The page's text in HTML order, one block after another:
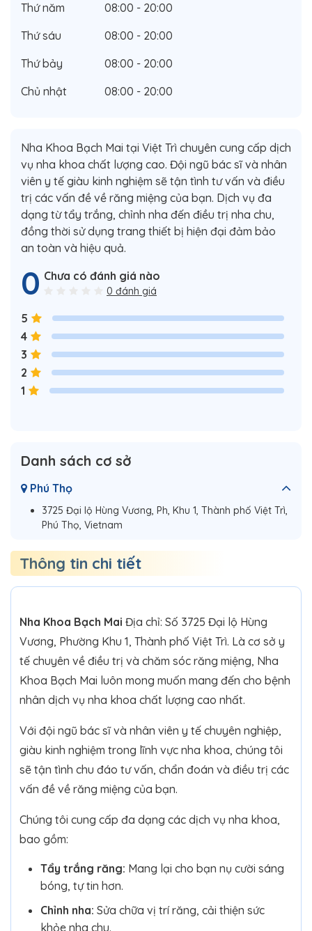
Thứ năm
08:00 - 20:00
Thứ sáu
08:00 - 20:00
Thứ bảy
08:00 - 20:00
Chủ nhật
08:00 - 20:00
Nha Khoa Bạch Mai tại Việt Trì chuyên cung cấp dịch
vụ nha khoa chất lượng cao. Đội ngũ bác sĩ và nhân
viên y tế giàu kinh nghiệm sẽ tận tình tư vấn và điều
trị các vấn đề về răng miệng của bạn. Dịch vụ đa
dạng từ tẩy trắng, chỉnh nha đến điều trị nha chu,
đồng thời sử dụng trang thiết bị hiện đại đảm bảo
an toàn và hiệu quả.
0 Chưa có đánh giá nào
0 đánh giá
5
4
3
2
1
Danh sách cơ sở
Phú Thọ
3725 Đại lộ Hùng Vương, Ph, Khu 1, Thành phố Việt Trì,
Phú Thọ, Vietnam
Thông tin chi tiết
Nha Khoa Bạch Mai Địa chỉ: Số 3725 Đại lộ Hùng
Vương, Phường Khu 1, Thành phố Việt Trì. Là cơ sở y
tế chuyên về điều trị và chăm sóc răng miệng, Nha
Khoa Bạch Mai luôn mong muốn mang đến cho bệnh
nhân dịch vụ nha khoa chất lượng cao nhất.
Với đội ngũ bác sĩ và nhân viên y tế chuyên nghiệp,
giàu kinh nghiệm trong lĩnh vực nha khoa, chúng tôi
sẽ tận tình chu đáo tư vấn, chẩn đoán và điều trị các
vấn đề về răng miệng của bạn.
Chúng tôi cung cấp đa dạng các dịch vụ nha khoa,
bao gồm:
Tẩy trắng răng: Mang lại cho bạn nụ cười sáng
bóng, tự tin hơn.
Chỉnh nha: Sửa chữa vị trí răng, cải thiện sức
khỏe nha chu.